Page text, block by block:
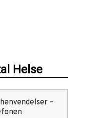
Helse
–